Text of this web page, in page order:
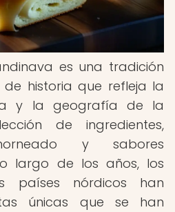
es una tradición
de historia que refleja la
y la geografía de la
de ingredientes,
y sabores
largo de los años, los
países nórdicos han
únicas que se han